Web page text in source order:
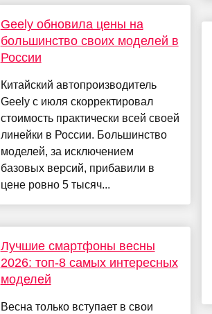
Geely обновила цены на
большинство своих моделей в
России
Китайский автопроизводитель
Geely с июля скорректировал
стоимость практически всей своей
линейки в России. Большинство
моделей, за исключением
базовых версий, прибавили в
цене ровно 5 тысяч...
Лучшие смартфоны весны
2026: топ-8 самых интересных
моделей
Весна только вступает в свои